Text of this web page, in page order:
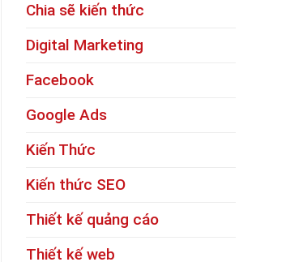
Chia sẽ kiến thức
Digital Marketing
Facebook
Google Ads
Kiến Thức
Kiến thức SEO
Thiết kế quảng cáo
Thiết kế web